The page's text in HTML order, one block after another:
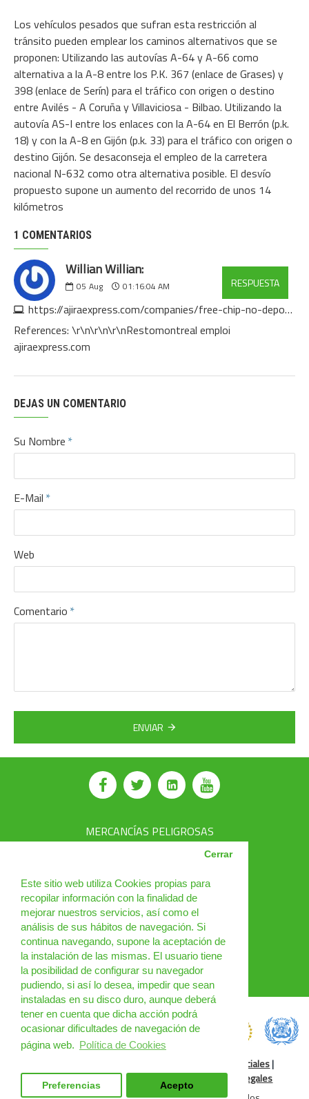
Este sitio web utiliza Cookies propias para
recopilar información con la finalidad de
mejorar nuestros servicios, así como el
análisis de sus hábitos de navegación. Si
continua navegando, supone la aceptación de
la instalación de las mismas. El usuario tiene
la posibilidad de configurar su navegador
pudiendo, si así lo desea, impedir que sean
instaladas en su disco duro, aunque deberá
tener en cuenta que dicha acción podrá
ocasionar dificultades de navegación de
página web. Política de Cookies
Cerrar
Preferencias Acepto
Los vehículos pesados que sufran esta restricción al
tránsito pueden emplear los caminos alternativos que se
proponen: Utilizando las autovías A-64 y A-66 como
alternativa a la A-8 entre los P.K. 367 (enlace de Grases) y
398 (enlace de Serín) para el tráfico con origen o destino
entre Avilés - A Coruña y Villaviciosa - Bilbao. Utilizando la
autovía AS-I entre los enlaces con la A-64 en El Berrón (p.k.
18) y con la A-8 en Gijón (p.k. 33) para el tráfico con origen o
destino Gijón. Se desaconseja el empleo de la carretera
nacional N-632 como otra alternativa posible. El desvío
propuesto supone un aumento del recorrido de unos 14
kilómetros
1 COMENTARIOS
Willian Willian:
05 Aug 01:16:04 AM
https://ajiraexpress.com/companies/free-chip-no-deposit-online-casino-free-chips-list-for-may-2026
RESPUESTA
References: \r\n\r\n\r\nRestomontreal emploi
ajiraexpress.com
DEJAS UN COMENTARIO
Su Nombre
E-Mail
Web
Comentario
ENVIAR
MERCANCÍAS PELIGROSAS
PRODUCTOS
CURSOS
NOTICIAS
¿QUIÉNES SOMOS?
CONTACTO
Redes Sociales|
Condiciones Generales
Cláusulas legales